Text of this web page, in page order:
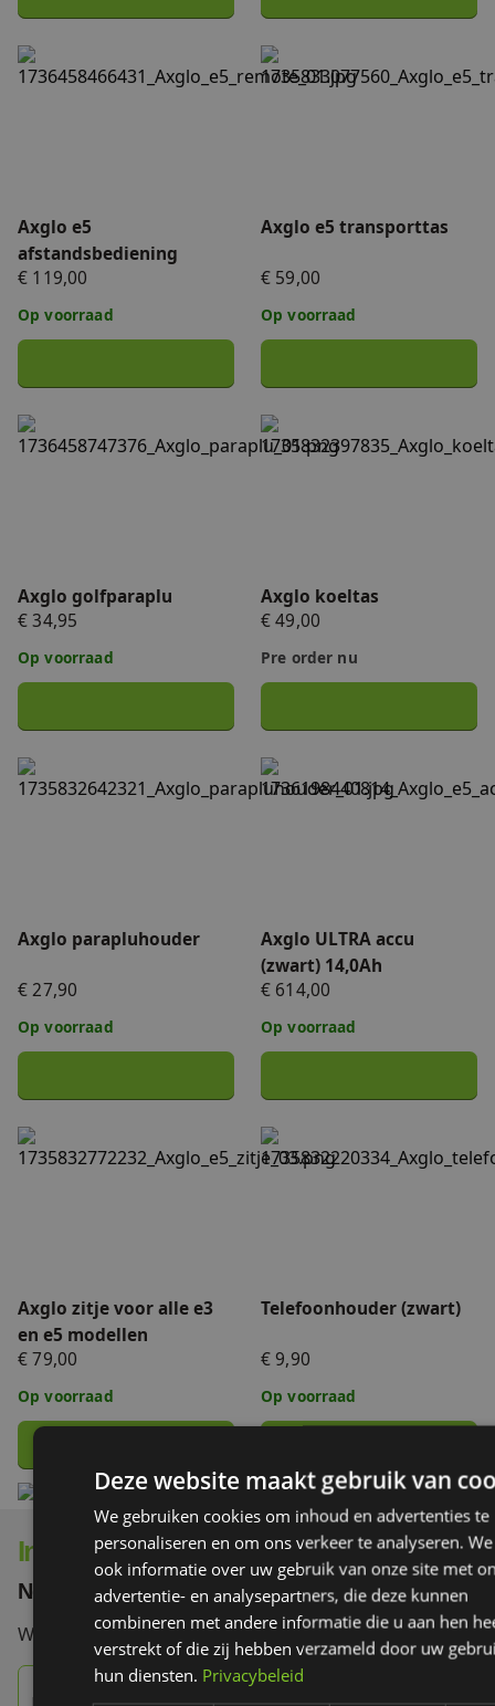
Axglo e5
afstandsbediening
€ 119,00
Op voorraad
Axglo e5 afstandsbediening
Axglo e5 transporttas
€ 59,00
Op voorraad
Axglo e5 transporttas
Axglo golfparaplu
€ 34,95
Op voorraad
Axglo golfparaplu
Axglo koeltas
€ 49,00
Pre order nu
Axglo koeltas
Axglo parapluhouder
€ 27,90
Op voorraad
Axglo parapluhouder
Axglo ULTRA accu
(zwart) 14,0Ah
€ 614,00
Op voorraad
Axglo ULTRA accu (zwart)
Axglo zitje voor alle e3
en e5 modellen
€ 79,00
Op voorraad
Axglo zitje voor alle e3 en e5 modellen
Telefoonhouder (zwart)
€ 9,90
Op voorraad
Telefoonhouder (zwart)
Interesse in onze producten?
Neem contact op!
Wij vertellen je graag meer.
085 - 007 60 70
Deze website maakt gebruik van
We gebruiken cookies om inhoud en advertenties te
personaliseren en om ons verkeer te analyseren.
ook informatie over uw gebruik van onze site met
advertentie- en analysepartners, die deze kunnen
combineren met andere informatie die u aan hen
verstrekt of die zij hebben verzameld door uw
hun diensten. Privacybeleid